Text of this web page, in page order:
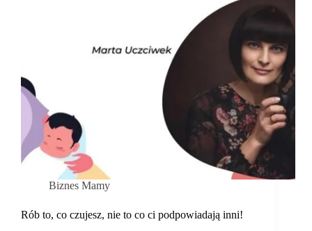
Biznes Mamy
Rób to, co czujesz, nie to co ci podpowiadają inni!